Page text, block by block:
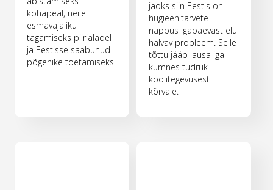
kohapeal, neile
esmavajaliku
tagamiseks piirialadel
ja Eestisse saabunud
põgenike toetamiseks.
jaoks siin Eestis on
hügieenitarvete
nappus igapäevast elu
halvav probleem. Selle
tõttu jääb lausa iga
kümnes tüdruk
koolitegevusest
kõrvale.